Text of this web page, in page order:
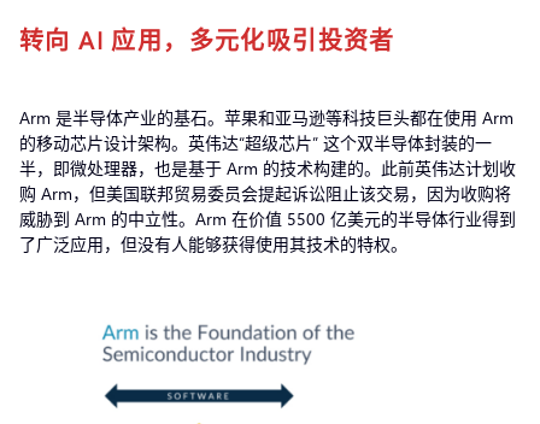
转向 AI 应用，多元化吸引投资者
Arm 是半导体产业的基石。苹果和亚马逊等科技巨头都在使用 Arm
的移动芯片设计架构。英伟达“超级芯片” 这个双半导体封装的一
半，即微处理器，也是基于 Arm 的技术构建的。此前英伟达计划收
购 Arm，但美国联邦贸易委员会提起诉讼阻止该交易，因为收购将
威胁到 Arm 的中立性。Arm 在价值 5500 亿美元的半导体行业得到
了广泛应用，但没有人能够获得使用其技术的特权。